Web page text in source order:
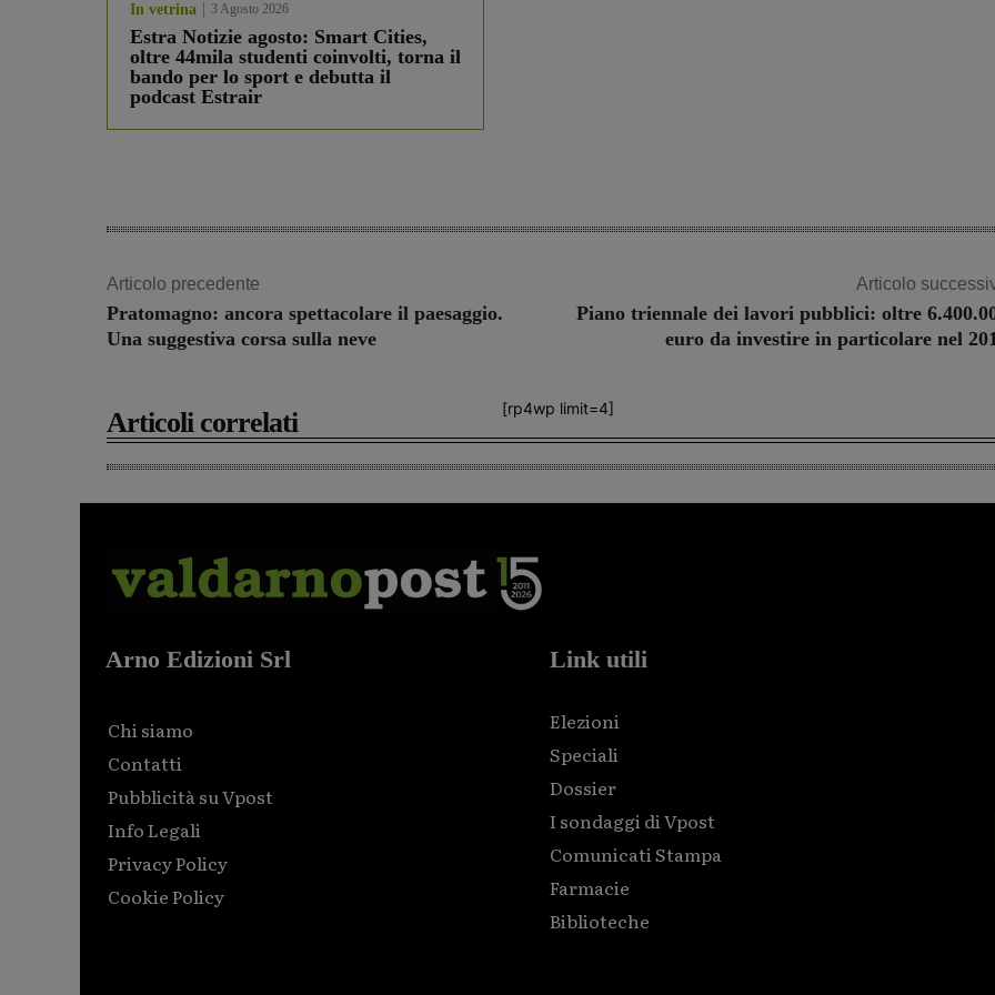
In vetrina 3 Agosto 2026
Estra Notizie agosto: Smart Cities,
oltre 44mila studenti coinvolti, torna il
bando per lo sport e debutta il
podcast Estrair
Articolo precedente
Pratomagno: ancora spettacolare il paesaggio.
Una suggestiva corsa sulla neve
Articolo
Piano triennale dei lavori pubblici: oltre
euro da investire in particolare nel
[rp4wp limit=4]
Articoli correlati
Arno Edizioni Srl
Chi siamo
Contatti
Pubblicità su Vpost
Info Legali
Privacy Policy
Cookie Policy
Link utili
Elezioni
Speciali
Dossier
I sondaggi di Vpost
Comunicati Stampa
Farmacie
Biblioteche